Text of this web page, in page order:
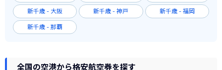
新千歳 - 大阪 新千歳 - 神戸 新千歳 - 福岡
新千歳 - 那覇
全国の空港から格安航空券を探す